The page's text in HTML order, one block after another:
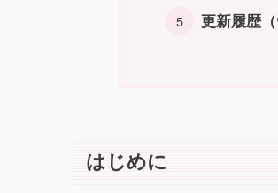
更新履歴（
はじめに